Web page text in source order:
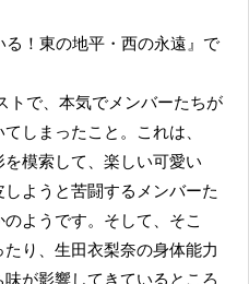
トで、本気でメンバーたちが
しまったこと。これは、
模索して、楽しい可愛い
しようと苦闘するメンバーた
ようです。そして、そこ
り、生田衣梨奈の身体能力
が影響してきているところ